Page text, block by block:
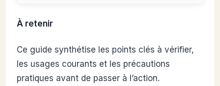
À retenir
Ce guide synthétise les points clés à vérifier,
les usages courants et les précautions
pratiques avant de passer à l’action.